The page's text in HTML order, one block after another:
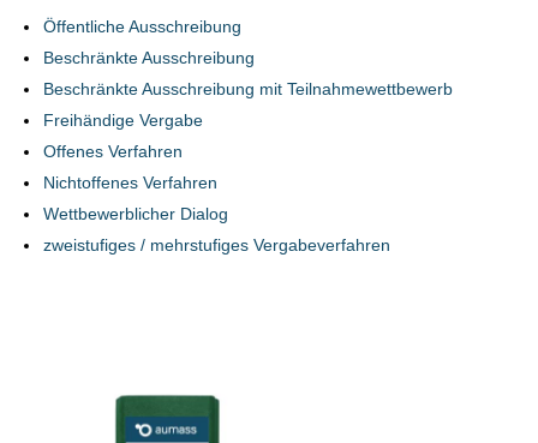
Öffentliche Ausschreibung
Beschränkte Ausschreibung
Beschränkte Ausschreibung mit Teilnahmewettbewerb
Freihändige Vergabe
Offenes Verfahren
Nichtoffenes Verfahren
Wettbewerblicher Dialog
zweistufiges / mehrstufiges Vergabeverfahren